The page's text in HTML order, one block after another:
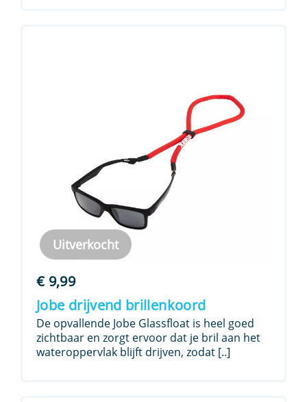
Uitverkocht
€9,99
Jobe drijvend brillenkoord
De opvallende Jobe Glassfloat is heel goed
zichtbaar en zorgt ervoor dat je bril aan het
wateroppervlak blijft drijven, zodat [..]